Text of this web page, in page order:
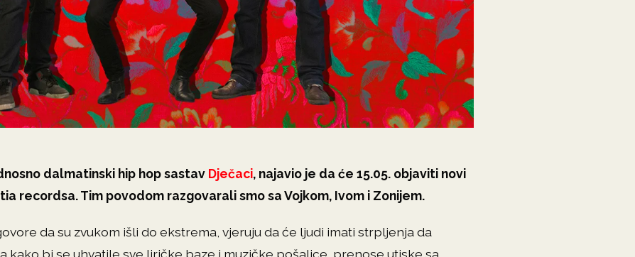
dalmatinski hip hop sastav Dječaci, najavio je da će 15.05. objaviti novi
recordsa. Tim povodom razgovarali smo sa Vojkom, Ivom i Zonijem.
da su zvukom išli do ekstrema, vjeruju da će ljudi imati strpljenja da